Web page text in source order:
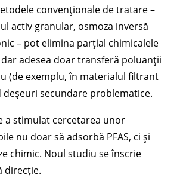
convenționale de tratare –
activ granular, osmoza inversă
– pot elimina parțial chimicalele
adesea doar transferă poluanții
(de exemplu, în materialul filtrant
deșeuri secundare problematice.
a stimulat cercetarea unor
nu doar să adsorbă PFAS, ci și
chimic. Noul studiu se înscrie
direcție.